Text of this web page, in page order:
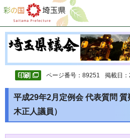
彩の国 埼玉県
ページ番号：89251 掲載日
平成29年2月定例会 代表質問
木正人議員）